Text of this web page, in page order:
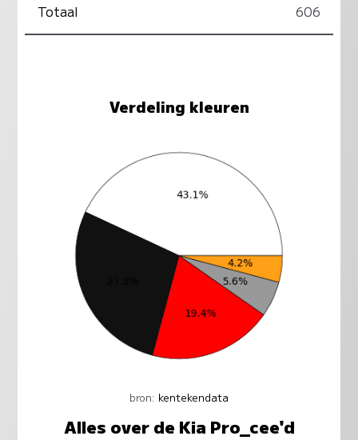
Totaal
606
Verdeling kleuren
bron: kentekendata
Alles over de Kia Pro_cee'd